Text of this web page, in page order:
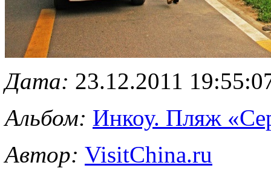
Дата: 23.12.2011
Альбом: Инкоу. Пляж
Автор: VisitChina.ru